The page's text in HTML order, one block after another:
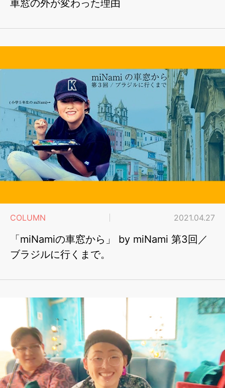
車窓の外が変わった理由
COLUMN 2021.04.27
「miNamiの車窓から」 by miNami 第3回／
ブラジルに行くまで。